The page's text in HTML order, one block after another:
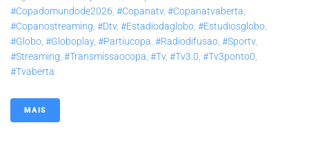
#copadomundode2026 #copanatv, #copanatvaberta
#copanostreaming #dtv, #estadiodaglobo #estudiosglobo
#globo #globoplay, #partiucopa #radiodifusao #sportv,
#streaming #transmissaocopa #tv, #tv3.0 #tv3ponto0
#tvaberta
MAIS